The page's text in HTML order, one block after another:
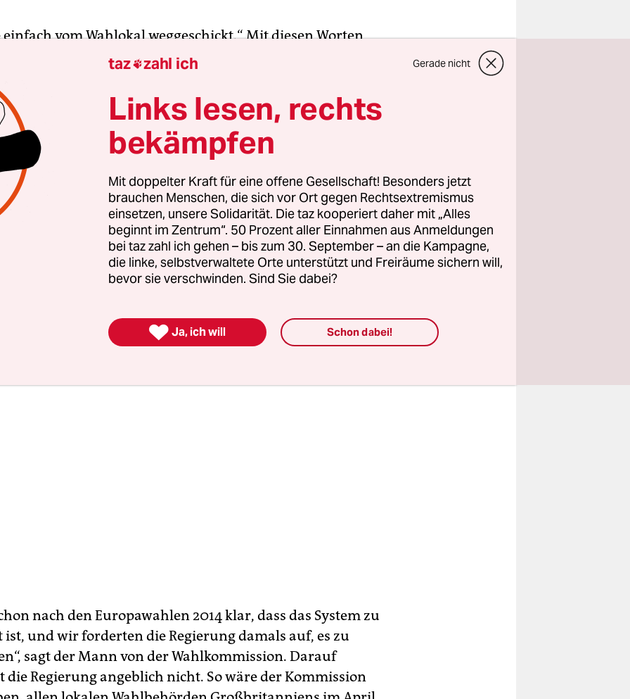
vom Wahlokal weggeschickt.“ Mit diesen Worten
Agata Patyna am Donnerstagmorgen auf Twitter,
bei der Europawahl nicht abgeben konnte. Obwohl sie die
von ihrer lokalen Wahlbehörde hatte, dass sie
sei. Patyna ist Menschenrechtsanwältin und stammt
aus Polen. Trotz ihrer Rechtserfahrung lernte sie erst im
dass sie ein Formular hätte ausfüllen müssen, um wählen
der britischen Wahlkommission erklärte der taz, dass die
also jene aus allen EU-Mitgliedsstaaten außer
dieses Formular vor dem 7. Mai hätten einreichen
ist eine Erklärung, dass man in Großbritannien und nicht
den Brit*innen nicht einlegen müssen.
nach den Europawahlen 2014 klar, dass das System zu
und wir forderten die Regierung damals auf, es zu
sagt der Mann von der Wahlkommission. Darauf
die Regierung angeblich nicht. So wäre der Kommission
taz zahl ich Gerade nicht
Links lesen, rechts
bekämpfen
Mit doppelter Kraft für eine offene Gesellschaft! Besonders jetzt
brauchen Menschen, die sich vor Ort gegen Rechtsextremismus
einsetzen, unsere Solidarität. Die taz kooperiert daher mit „Alles
beginnt im Zentrum“. 50 Prozent aller Einnahmen aus Anmeldungen
bei taz zahl ich gehen – bis zum 30. September – an die Kampagne,
die linke, selbstverwaltete Orte unterstützt und Freiräume sichern will,
bevor sie verschwinden. Sind Sie dabei?
 Ja, ich will Schon dabei!